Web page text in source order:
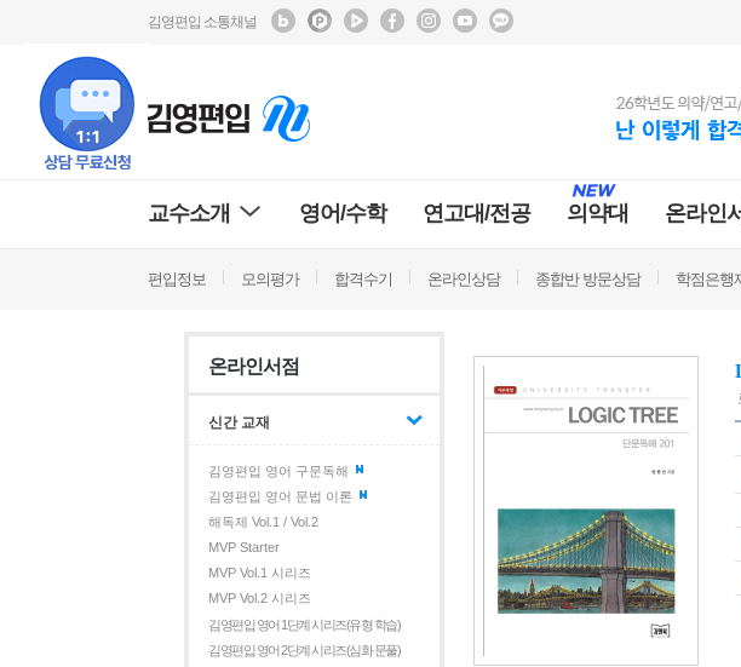
김영편입 소통채널
교수소개 영어/수학 연고대/전공 의약대 온라인
편입정보 모의평가 합격수기 온라인상담 종합반 방문상담 학점은행
온라인서점
신간 교재
김영편입 영어 구문독해
김영편입 영어 문법 이론
해독제 Vol.1 / Vol.2
MVP Starter
MVP Vol.1 시리즈
MVP Vol.2 시리즈
김영편입 영어 1단계 시리즈(유형 학습)
김영편입 영어 2단계 시리즈(심화 문풀)